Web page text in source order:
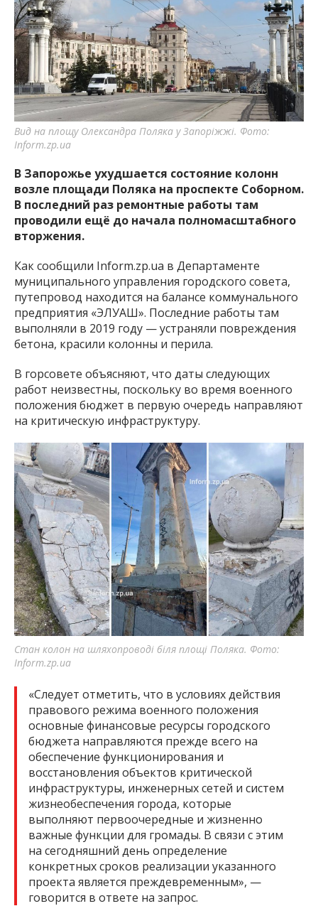
важную информацию о событиях
города Запорожья и области.
Вид на площу Олександра Поляка у Запоріжжі. Фото:
Inform.zp.ua
В Запорожье ухудшается состояние колонн
возле площади Поляка на проспекте Соборном.
В последний раз ремонтные работы там
проводили ещё до начала полномасштабного
вторжения.
Как сообщили Inform.zp.ua в Департаменте
муниципального управления городского совета,
путепровод находится на балансе коммунального
предприятия «ЭЛУАШ». Последние работы там
выполняли в 2019 году — устраняли повреждения
бетона, красили колонны и перила.
В горсовете объясняют, что даты следующих
работ неизвестны, поскольку во время военного
положения бюджет в первую очередь направляют
на критическую инфраструктуру.
Стан колон на шляхопроводі біля площі Поляка. Фото:
Inform.zp.ua
«Следует отметить, что в условиях действия
правового режима военного положения
основные финансовые ресурсы городского
бюджета направляются прежде всего на
обеспечение функционирования и
восстановления объектов критической
инфраструктуры, инженерных сетей и систем
жизнеобеспечения города, которые
выполняют первоочередные и жизненно
важные функции для громады. В связи с этим
на сегодняшний день определение
конкретных сроков реализации указанного
проекта является преждевременным», —
говорится в ответе на запрос.